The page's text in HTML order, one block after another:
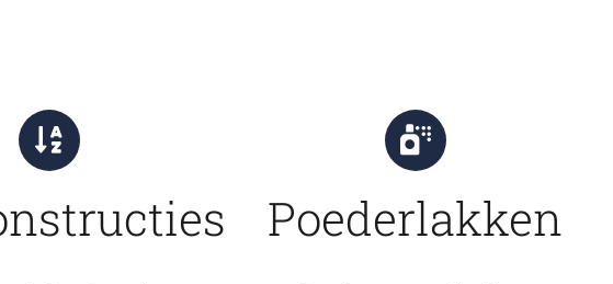
Poederlakken